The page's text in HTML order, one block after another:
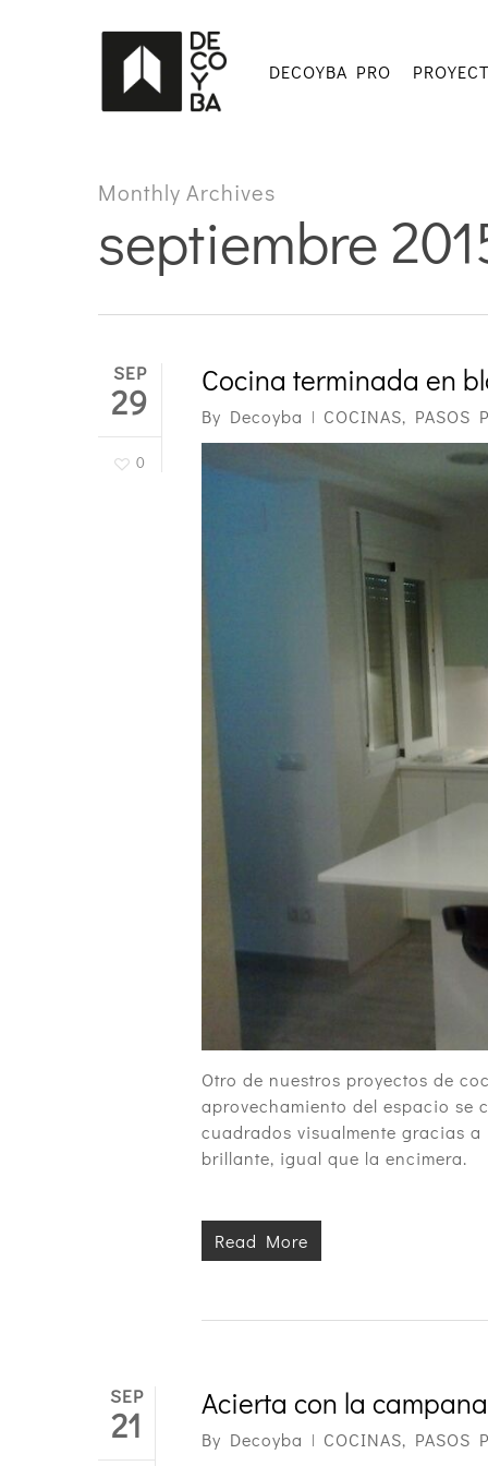
DECOYBA PRO
Monthly Archives
septiembre
SEP
29
0
Cocina terminada en
By Decoyba COCINAS, PASOS
Otro de nuestros proyectos de
aprovechamiento del espacio se
cuadrados visualmente gracias
brillante, igual que la encimera.
Read More
SEP
21
Acierta con la
By Decoyba COCINAS, PASOS